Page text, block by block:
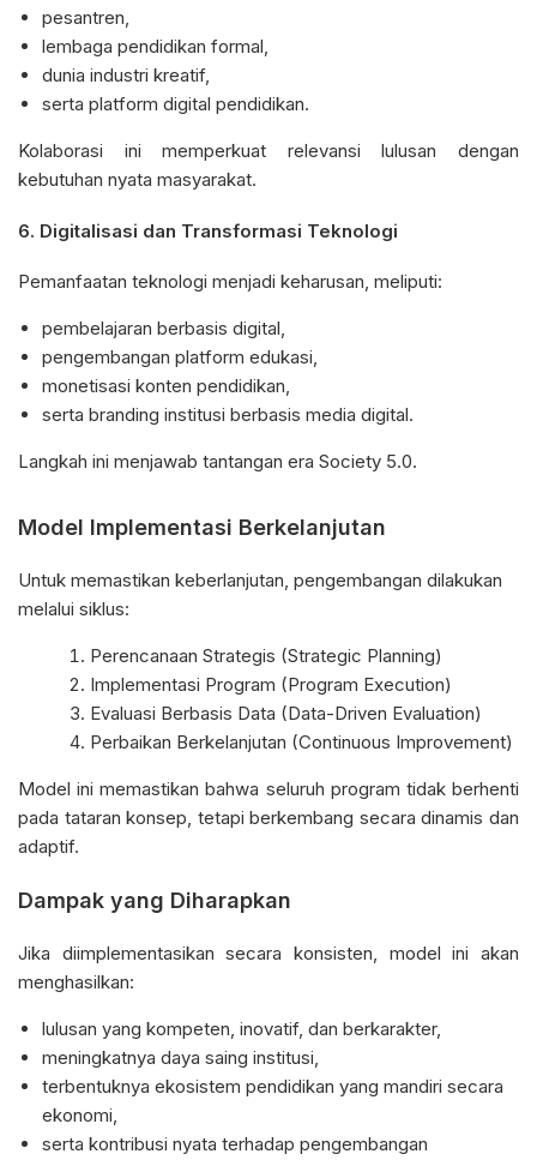
pesantren,
lembaga pendidikan formal,
dunia industri kreatif,
serta platform digital pendidikan.
Kolaborasi ini memperkuat relevansi lulusan dengan
kebutuhan nyata masyarakat.
6. Digitalisasi dan Transformasi Teknologi
Pemanfaatan teknologi menjadi keharusan, meliputi:
pembelajaran berbasis digital,
pengembangan platform edukasi,
monetisasi konten pendidikan,
serta branding institusi berbasis media digital.
Langkah ini menjawab tantangan era Society 5.0.
Model Implementasi Berkelanjutan
Untuk memastikan keberlanjutan, pengembangan dilakukan
melalui siklus:
Perencanaan Strategis (Strategic Planning)
Implementasi Program (Program Execution)
Evaluasi Berbasis Data (Data-Driven Evaluation)
Perbaikan Berkelanjutan (Continuous Improvement)
Model ini memastikan bahwa seluruh program tidak berhenti
pada tataran konsep, tetapi berkembang secara dinamis dan
adaptif.
Dampak yang Diharapkan
Jika diimplementasikan secara konsisten, model ini akan
menghasilkan:
lulusan yang kompeten, inovatif, dan berkarakter,
meningkatnya daya saing institusi,
terbentuknya ekosistem pendidikan yang mandiri secara
ekonomi,
serta kontribusi nyata terhadap pengembangan